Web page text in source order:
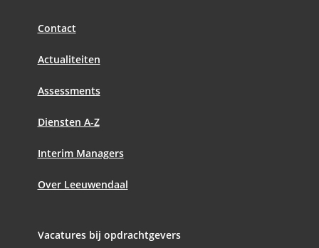
Contact
Actualiteiten
Assessments
Diensten A-Z
Interim Managers
Over Leeuwendaal
Vacatures bij opdrachtgevers